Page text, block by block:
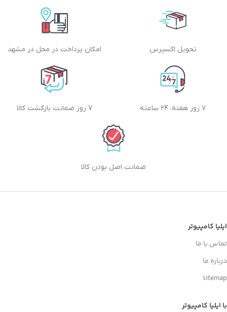
تحویل اکسپرس امکان پرداخت در محل در مشهد
۷ روز هفته، ۲۴ ساعته 7 روز ضمانت بازگشت کالا
ضمانت اصل بودن کالا
ایلیا کامپیوتر
تماس با ما
درباره ما
sitemap
با ایلیا کامپیوتر